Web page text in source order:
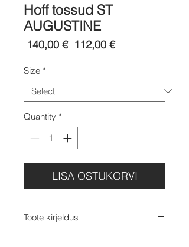
Hoff tossud ST
AUGUSTINE
140,00 € Regular
112,00 €Sale
Size *
Quantity *
LISA OSTUKORVI
Toote kirjeldus